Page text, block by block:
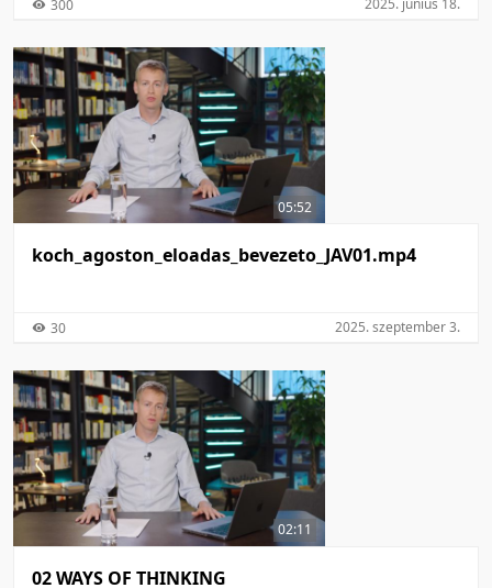
300 2025. június 18.
05:52
koch_agoston_eloadas_beve­zeto_JAV01.mp4
30 2025. szeptember 3.
02:11
02 WAYS OF THINKING